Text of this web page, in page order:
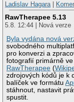
Ladislav Hagara|
RawTherapee 5.13
5.8. 12:44 | Nová verze
Byla vydána nová
svobodného
pro konverzi a
fotografií primárně
RawTherapee (
zdrojových kódů je k
balíček ve formátu
stáhnout, nastavit
spustit.